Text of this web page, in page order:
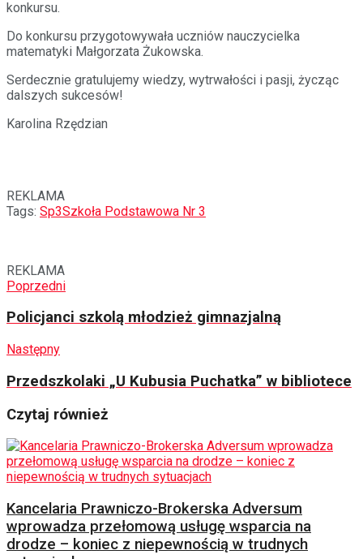
konkursu.
Do konkursu przygotowywała uczniów nauczycielka
matematyki Małgorzata Żukowska.
Serdecznie gratulujemy wiedzy, wytrwałości i pasji, życząc
dalszych sukcesów!
Karolina Rzędzian
REKLAMA
Tags: Sp3Szkoła Podstawowa Nr 3
REKLAMA
Poprzedni
Policjanci szkolą młodzież gimnazjalną
Następny
Przedszkolaki „U Kubusia Puchatka” w bibliotece
Czytaj również
Kancelaria Prawniczo-Brokerska Adversum
wprowadza przełomową usługę wsparcia na
drodze – koniec z niepewnością w trudnych